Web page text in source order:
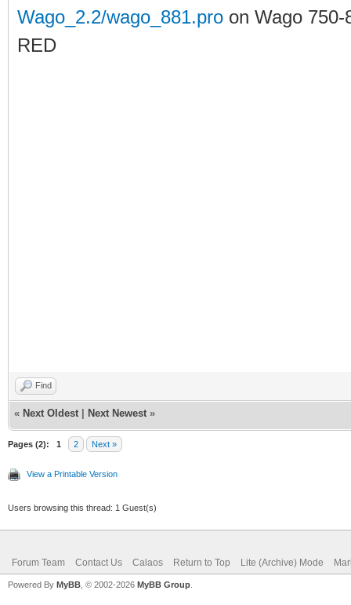
Wago_2.2/wago_881.pro on Wago 750-
RED
Find
« Next Oldest Next Newest »
Pages (2): 1 2 Next »
View a Printable Version
Users browsing this thread: 1 Guest(s)
Forum Team Contact Us Calaos Return to Top Lite (Archive) Mode
Powered By MyBB , © 2002-2026 MyBB Group